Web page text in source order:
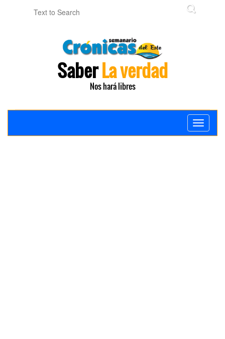
SaberLa verdad
Nos hará libres
Toggle